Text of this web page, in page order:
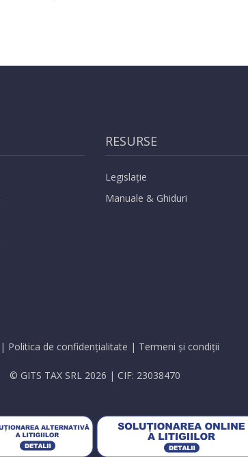
RESURSE
Legislație
Manuale & Ghiduri
| Politica de confidențialitate | Termeni și condiții
© GITS TAX SRL 2026 | CIF: 23038470